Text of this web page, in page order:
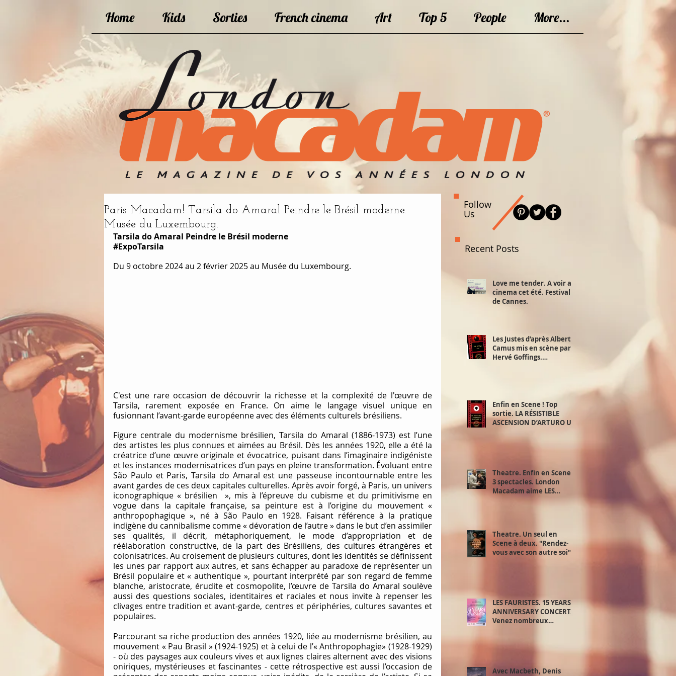
Home Kids Sorties French cinema Art Top 5 People More...
Paris Macadam! Tarsila do Amaral Peindre le Brésil moderne.
Musée du Luxembourg.
Tarsila do Amaral Peindre le Brésil moderne
#ExpoTarsila
Du 9 octobre 2024 au 2 février 2025 au Musée du Luxembourg.
C'est une rare occasion de découvrir la richesse et la complexité de l'œuvre de
Tarsila, rarement exposée en France. On aime le langage visuel unique en
fusionnant l’avant-garde européenne avec des éléments culturels brésiliens.
Figure centrale du modernisme brésilien, Tarsila do Amaral (1886-1973) est l’une
des artistes les plus connues et aimées au Brésil. Dès les années 1920, elle a été la
créatrice d’une œuvre originale et évocatrice, puisant dans l’imaginaire indigéniste
et les instances modernisatrices d’un pays en pleine transformation. Évoluant entre
São Paulo et Paris, Tarsila do Amaral est une passeuse incontournable entre les
avant gardes de ces deux capitales culturelles. Après avoir forgé, à Paris, un univers
iconographique « brésilien  », mis à l’épreuve du cubisme et du primitivisme en
vogue dans la capitale française, sa peinture est à l’origine du mouvement «
anthropophagique », né à São Paulo en 1928. Faisant référence à la pratique
indigène du cannibalisme comme « dévoration de l’autre » dans le but d’en assimiler
ses qualités, il décrit, métaphoriquement, le mode d’appropriation et de
réélaboration constructive, de la part des Brésiliens, des cultures étrangères et
colonisatrices. Au croisement de plusieurs cultures, dont les identités se définissent
les unes par rapport aux autres, et sans échapper au paradoxe de représenter un
Brésil populaire et « authentique », pourtant interprété par son regard de femme
blanche, aristocrate, érudite et cosmopolite, l’œuvre de Tarsila do Amaral soulève
aussi des questions sociales, identitaires et raciales et nous invite à repenser les
clivages entre tradition et avant-garde, centres et périphéries, cultures savantes et
populaires.
Parcourant sa riche production des années 1920, liée au modernisme brésilien, au
mouvement « Pau Brasil » (1924-1925) et à celui de l’« Anthropophagie» (1928-1929)
- où des paysages aux couleurs vives et aux lignes claires alternent avec des visions
oniriques, mystérieuses et fascinantes - cette rétrospective est aussi l’occasion de
Follow
Us
Recent Posts
Love me tender. A voir au
cinema cet été. Festival
de Cannes.
Les Justes d’après Albert
Camus mis en scène par
Hervé Goffings.
Enfin en Scene ! Top
sortie. LA RÉSISTIBLE
ASCENSION D’ARTURO UI.
Mis en scène par David
Theatre. Enfin en Scene !
3 spectacles. London
Macadam aime LES
JUSTES d’Albert Camus d'
Theatre. Un seul en
Scene à deux. "Rendez-
vous avec son autre soi".
LES FAURISTES. 15 YEARS
ANNIVERSARY CONCERT.
Venez nombreux
Avec Macbeth, Denis